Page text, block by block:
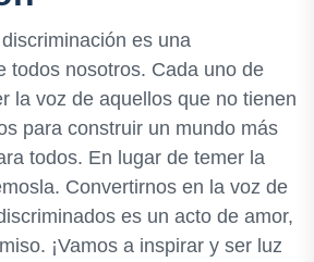
es una
todos nosotros. Cada uno de
la voz de aquellos que no tienen
para construir un mundo más
todos. En lugar de temer la
Convertirnos en la voz de
es un acto de amor,
¡Vamos a inspirar y ser luz